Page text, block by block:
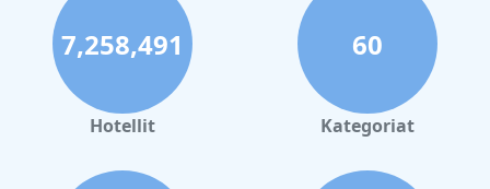
7,258,491
Hotellit
60
Kategoriat